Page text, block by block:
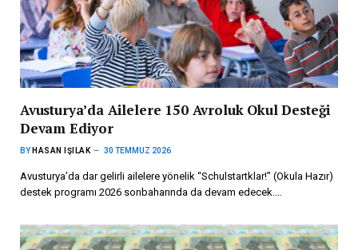
Avusturya’da Ailelere 150 Avroluk Okul Desteği
Devam Ediyor
BY HASAN IŞILAK 30 TEMMUZ 2026
Avusturya’da dar gelirli ailelere yönelik “Schulstartklar!” (Okula Hazır)
destek programı 2026 sonbaharında da devam edecek.…